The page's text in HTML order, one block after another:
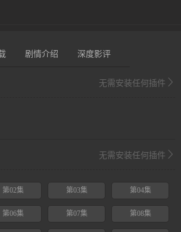
剧情介绍 深度影评
无需安装任何插件
无需安装任何插件
第02集 第03集 第04集
第06集 第07集 第08集